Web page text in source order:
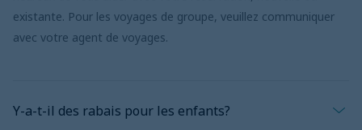
existante. Pour les voyages de groupe, veuillez communiquer
avec votre agent de voyages.
Y-a-t-il des rabais pour les enfants?